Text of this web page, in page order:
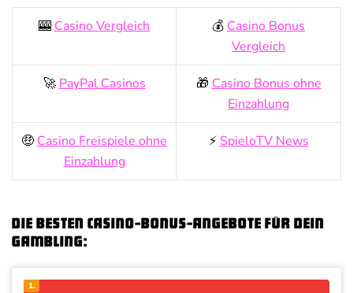
🎰 Casino Vergleich 💰 Casino Bonus
Vergleich
🚀 PayPal Casinos 🎁 Casino Bonus ohne
Einzahlung
🤑 Casino Freispiele ohne
Einzahlung
⚡ SpieloTV News
Die besten Casino-Bonus-Angebote für dein
Gambling:
1.